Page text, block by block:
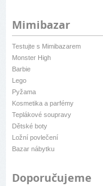
Mimibazar
Testujte s Mimibazarem
Monster High
Barbie
Lego
Pyžama
Kosmetika a parfémy
Teplákové soupravy
Dětské boty
Ložní povlečení
Bazar nábytku
Doporučujeme